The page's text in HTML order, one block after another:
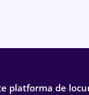
platforma de